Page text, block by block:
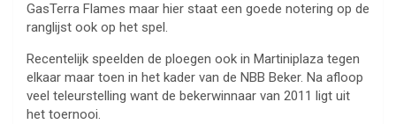
GasTerra Flames maar hier staat een goede notering op de
ranglijst ook op het spel.
Recentelijk speelden de ploegen ook in Martiniplaza tegen
elkaar maar toen in het kader van de NBB Beker. Na afloop
veel teleurstelling want de bekerwinnaar van 2011 ligt uit
het toernooi.